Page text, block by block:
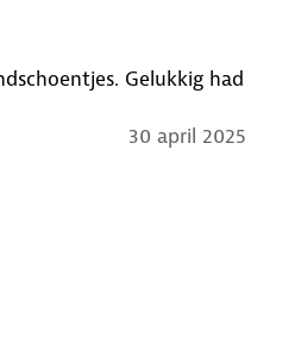
Gelukkig had
30 april 2025